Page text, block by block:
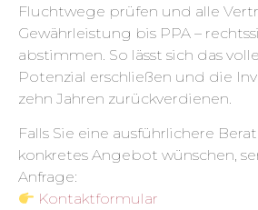
Fluchtwege prüfen und alle
Gewährleistung bis PPA –
abstimmen. So lässt sich das
Potenzial erschließen und die
zehn Jahren zurückverdienen.
Falls Sie eine ausführlichere
konkretes Angebot wünschen,
Anfrage:
Kontaktformular